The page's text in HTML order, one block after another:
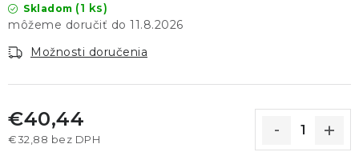
Skladom (1 ks)
11.8.2026
Možnosti doručenia
€40,44
€32,88 bez DPH